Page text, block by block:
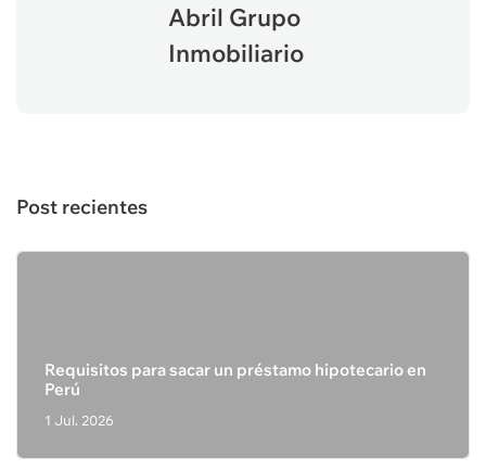
Abril Grupo
Inmobiliario
Post recientes
Requisitos para sacar un préstamo hipotecario en
Perú
1 Jul. 2026